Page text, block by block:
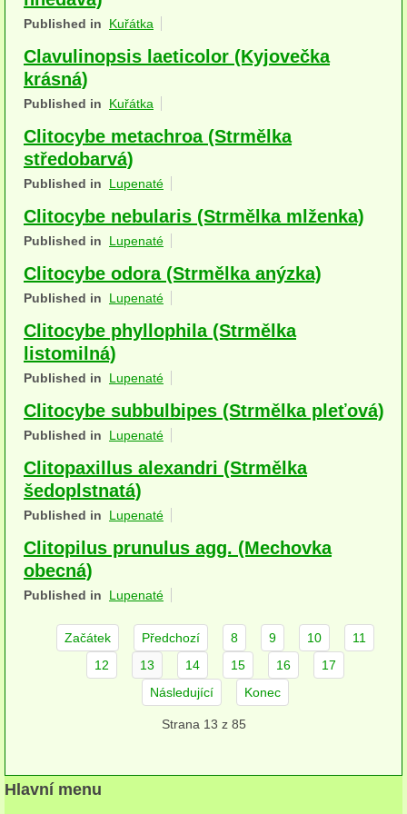
Houby (Fotogalerie)
podle typu plodnic
na dřevě
mykorhizni
fungikolní
šišky, plody, květy
lichenizované
herbikolní-dvouděložné
herbikolní-jednoděložné
herbikolní-kapraďorosty
Perithecia stromatická
Perithecia nestromatická
Kornacovité
jednoleté
Published in Kuřátka
Clavulinopsis laeticolor (Kyjovečka
krásná)
Published in Kuřátka
Clitocybe metachroa (Strmělka
středobarvá)
Published in Lupenaté
Clitocybe nebularis (Strmělka mlženka)
Published in Lupenaté
Clitocybe odora (Strmělka anýzka)
Published in Lupenaté
Clitocybe phyllophila (Strmělka
listomilná)
Published in Lupenaté
Clitocybe subbulbipes (Strmělka pleťová)
Published in Lupenaté
Clitopaxillus alexandri (Strmělka
šedoplstnatá)
Published in Lupenaté
Clitopilus prunulus agg. (Mechovka
obecná)
Published in Lupenaté
Začátek Předchozí 8 9 10
11
12
13 14 15 16
17
Následující
Konec
Strana 13 z 85
Hlavní menu